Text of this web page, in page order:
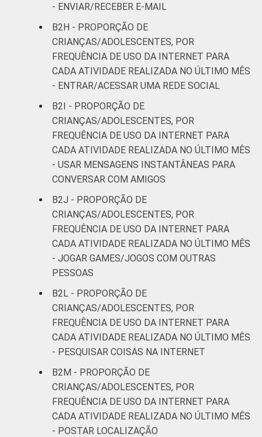
- ENVIAR/RECEBER E-MAIL
B2H - PROPORÇÃO DE
CRIANÇAS/ADOLESCENTES, POR
FREQUÊNCIA DE USO DA INTERNET PARA
CADA ATIVIDADE REALIZADA NO ÚLTIMO MÊS
- ENTRAR/ACESSAR UMA REDE SOCIAL
B2I - PROPORÇÃO DE
CRIANÇAS/ADOLESCENTES, POR
FREQUÊNCIA DE USO DA INTERNET PARA
CADA ATIVIDADE REALIZADA NO ÚLTIMO MÊS
- USAR MENSAGENS INSTANTÂNEAS PARA
CONVERSAR COM AMIGOS
B2J - PROPORÇÃO DE
CRIANÇAS/ADOLESCENTES, POR
FREQUÊNCIA DE USO DA INTERNET PARA
CADA ATIVIDADE REALIZADA NO ÚLTIMO MÊS
- JOGAR GAMES/JOGOS COM OUTRAS
PESSOAS
B2L - PROPORÇÃO DE
CRIANÇAS/ADOLESCENTES, POR
FREQUÊNCIA DE USO DA INTERNET PARA
CADA ATIVIDADE REALIZADA NO ÚLTIMO MÊS
- PESQUISAR COISAS NA INTERNET
B2M - PROPORÇÃO DE
CRIANÇAS/ADOLESCENTES, POR
FREQUÊNCIA DE USO DA INTERNET PARA
CADA ATIVIDADE REALIZADA NO ÚLTIMO MÊS
- POSTAR LOCALIZAÇÃO